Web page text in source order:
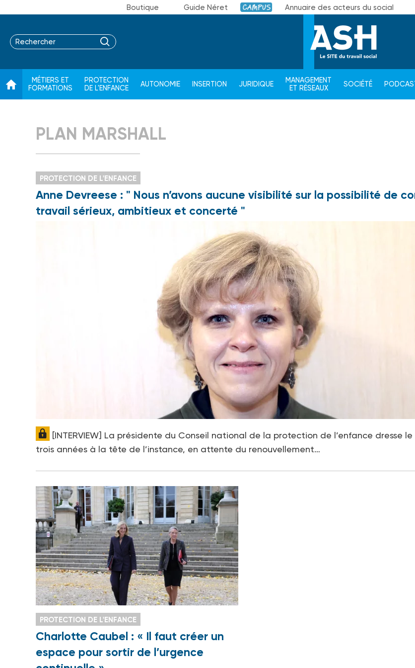
Boutique Guide Néret Campus Annuaire des acteurs du social
MÉTIERS ET
FORMATIONS
PROTECTION
DE L'ENFANCE
AUTONOMIE INSERTION JURIDIQUE
MANAGEMENT
ET RÉSEAUX
SOCIÉTÉ
PLAN MARSHALL
PROTECTION DE L'ENFANCE
Anne Devreese : " Nous n’avons aucune visibilité sur la possibilité de
travail sérieux, ambitieux et concerté "
[INTERVIEW] La présidente du Conseil national de la protection de l’enfance dresse
trois années à la tête de l’instance, en attente du renouvellement…
PROTECTION DE L'ENFANCE
Charlotte Caubel : « Il faut créer un
espace pour sortir de l’urgence